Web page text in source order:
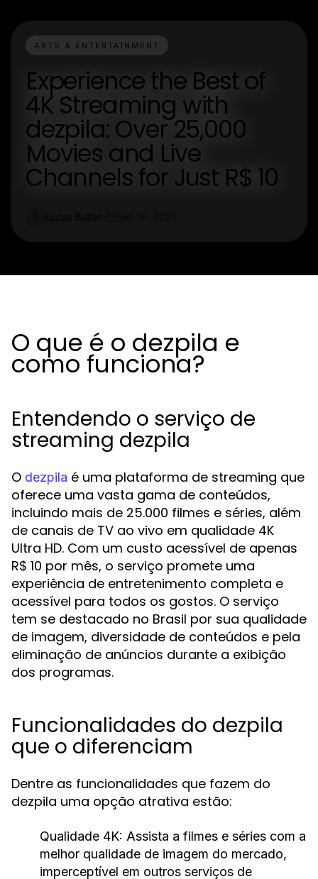
ARTS & ENTERTAINMENT
Experience the Best of
4K Streaming with
dezpila: Over 25,000
Movies and Live
Channels for Just R$ 10
O que é o dezpila e
como funciona?
Entendendo o serviço de
streaming dezpila
O dezpila é uma plataforma de streaming que
oferece uma vasta gama de conteúdos,
incluindo mais de 25.000 filmes e séries, além
de canais de TV ao vivo em qualidade 4K
Ultra HD. Com um custo acessível de apenas
R$ 10 por mês, o serviço promete uma
experiência de entretenimento completa e
acessível para todos os gostos. O serviço
tem se destacado no Brasil por sua qualidade
de imagem, diversidade de conteúdos e pela
eliminação de anúncios durante a exibição
dos programas.
Funcionalidades do dezpila
que o diferenciam
Dentre as funcionalidades que fazem do
dezpila uma opção atrativa estão:
Qualidade 4K: Assista a filmes e séries com a
melhor qualidade de imagem do mercado,
imperceptível em outros serviços de